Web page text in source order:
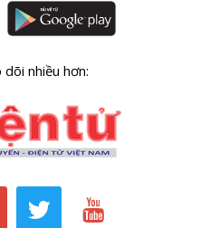
nhiều hơn: